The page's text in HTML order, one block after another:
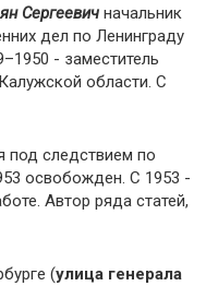
Сергеевич начальник
дел по Ленинграду
- заместитель
области. С
под следствием по
освобожден. С 1953 -
Автор ряда статей,
(улица генерала